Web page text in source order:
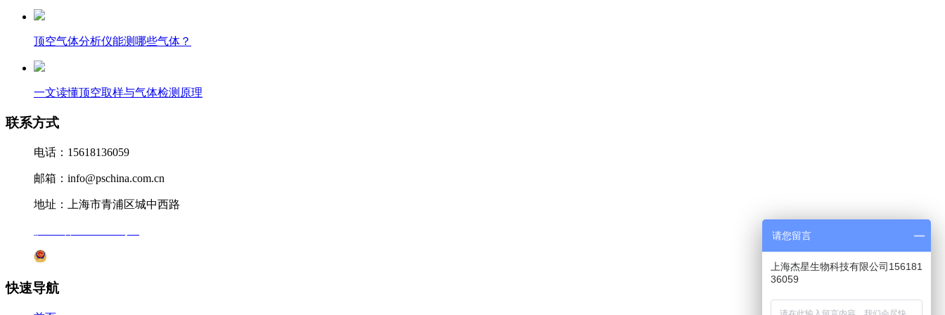
顶空气体分析仪能测哪些气体？
一文读懂顶空取样与气体检测原理
联系方式
电话：15618136059
邮箱：info@pschina.com.cn
地址：上海市青浦区城中西路
快速导航
请您留言
上海杰星生物科技有限公司156181
36059